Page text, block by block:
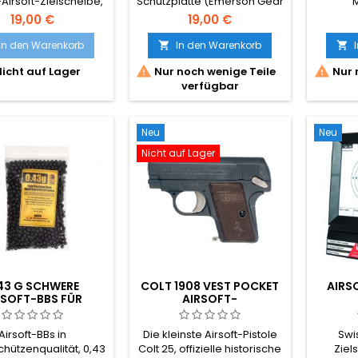
603406
19,00 €
In den Warenkorb
auf Lager
EM7078) – verleiht Ihrer
taktischen
Plattenträgerweste das
richtige Gewicht, das
richtige Profil und ein
realistisches Aussehen für
Airsoft. 355 g pro Platte,
Plattenträger-Taschen mit
den Maßen 25 × 30 cm. Ein
Paar Attrappenplatten für
vorne und hinten.
19,00 €
 In den Warenkorb
 Nur noch wenige Teile
verfügbar

 Nur
G SCHWERE
BBS FÜR
– 1000
SCHUSS,
BLS
TAIWAN
BBs in
0,43
Neu
Nicht auf Lager
COLT 1908 VEST POCKET
AIRSOFT-
FEDERDRUCKPISTOLE
Die kleinste Airsoft-Pistole
Colt 25, offizielle historische
Neu